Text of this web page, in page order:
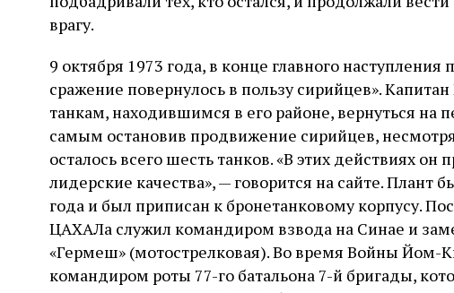
врагу.
9 октября 1973 года, в конце главного
сражение повернулось в пользу сирийцев».
танкам, находившимся в его районе, вернуться на
самым остановив продвижение сирийцев,
осталось всего шесть танков. «В этих действиях
лидерские качества», — говорится на сайте. Плант
года и был приписан к бронетанковому корпусу.
ЦАХАЛа служил командиром взвода на Синае и
«Гермеш» (мотострелковая). Во время Войны Йом-
командиром роты 77-го батальона 7-й бригады,